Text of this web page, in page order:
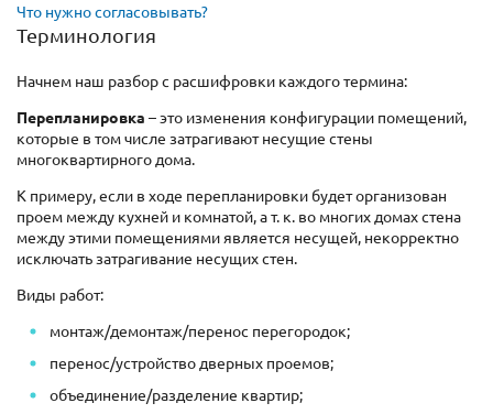
Что нужно согласовывать?
Терминология
Начнем наш разбор с расшифровки каждого термина:
Перепланировка – это изменения конфигурации помещений,
которые в том числе затрагивают несущие стены
многоквартирного дома.
К примеру, если в ходе перепланировки будет организован
проем между кухней и комнатой, а т. к. во многих домах стена
между этими помещениями является несущей, некорректно
исключать затрагивание несущих стен.
Виды работ:
монтаж/демонтаж/перенос перегородок;
перенос/устройство дверных проемов;
объединение/разделение квартир;